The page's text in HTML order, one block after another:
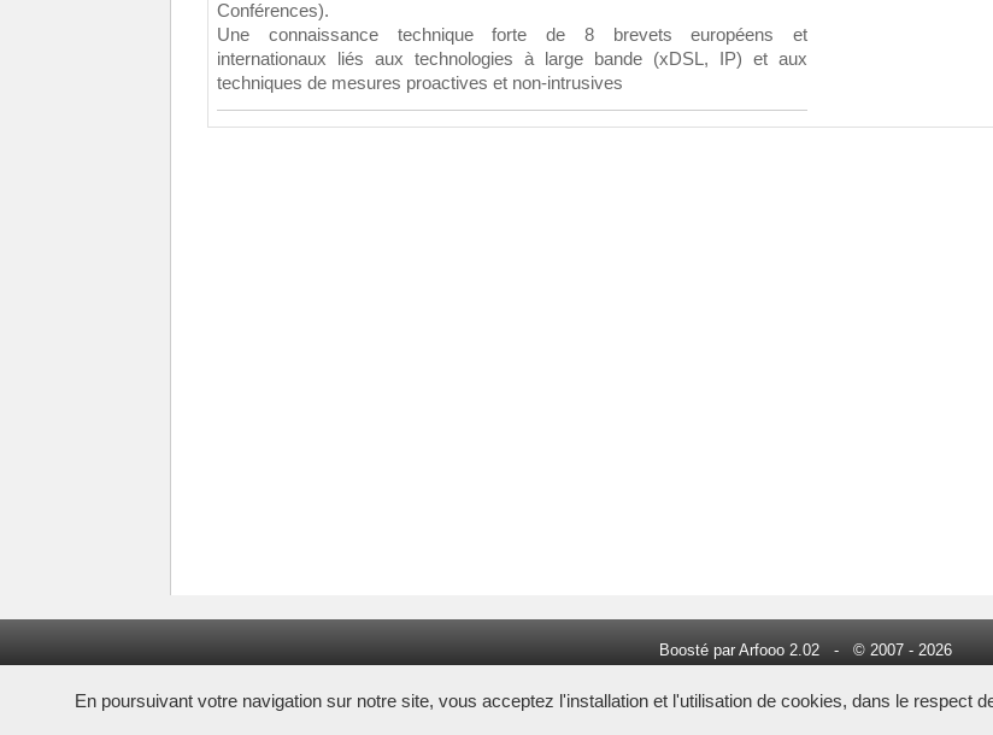
Conférences).
Une connaissance technique forte de 8 brevets européens et
internationaux liés aux technologies à large bande (xDSL, IP) et aux
techniques de mesures proactives et non-intrusives
Boosté par Arfooo 2.02 - © 2007 - 2026
En poursuivant votre navigation sur notre site, vous acceptez l'installation et l'utilisation de cookies, dans le respect